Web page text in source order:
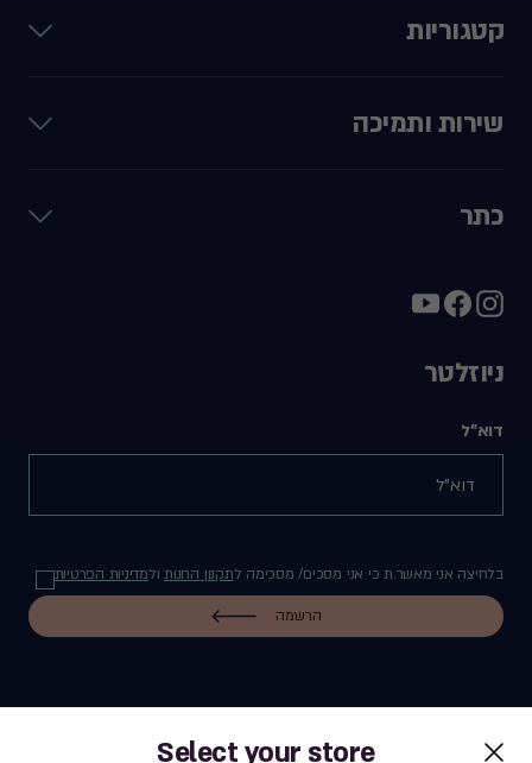
Select your store
קטגוריות
שירות ותמיכה
כתר
ניוזלטר
דוא"ל
בלחיצה אני מאשר.ת כי אני מסכים/ מסכימה לתקנון החנותולמדיניות הפרטיות
הרשמה